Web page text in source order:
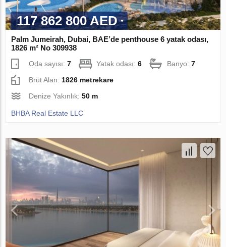
117 862 800 AED
Palm Jumeirah, Dubai, BAE’de penthouse 6 yatak odası,
1826 m² No 309938
Oda sayısı:7 Yatak odası:6 Banyo:7
Brüt Alan: 1826 metrekare
Denize Yakınlık:50 m
BHBA Real Estate LLC